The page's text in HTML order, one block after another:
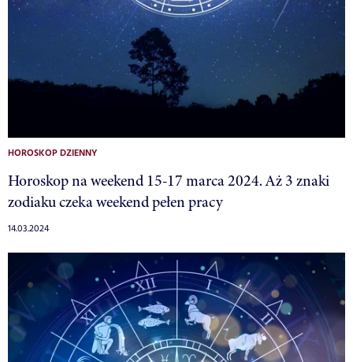
HOROSKOP DZIENNY
Horoskop na weekend 15-17 marca 2024. Aż 3 znaki
zodiaku czeka weekend pełen pracy
14.03.2024